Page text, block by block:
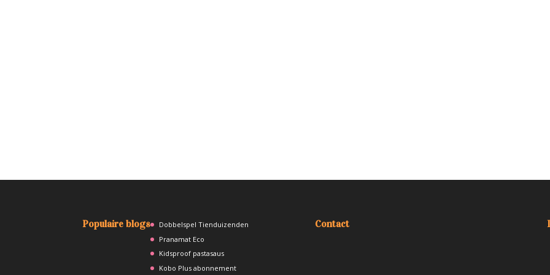
Populaire blogs
Dobbelspel Tienduizenden
Pranamat Eco
Kidsproof pastasaus
Kobo Plus abonnement
Contact